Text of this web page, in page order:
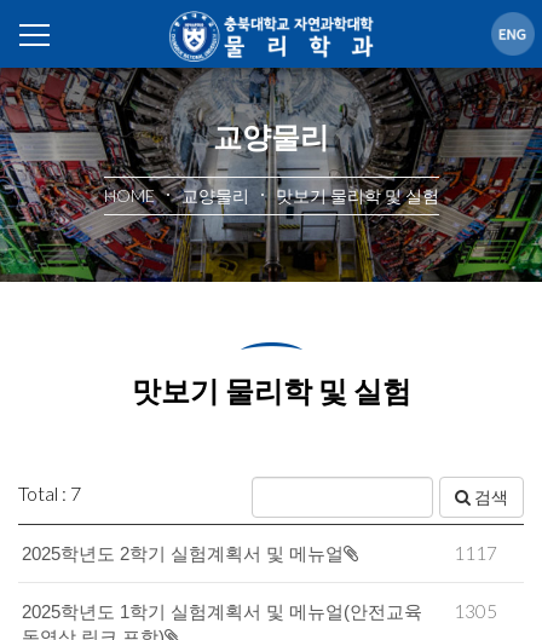
교양물리
HOME 교양물리 맛보기 물리학 및 실험
맛보기 물리학 및 실험
Total : 7 검색
2025학년도 2학기 실험계획서 및 메뉴얼 1117
2025학년도 1학기 실험계획서 및 메뉴얼(안전교육
1305